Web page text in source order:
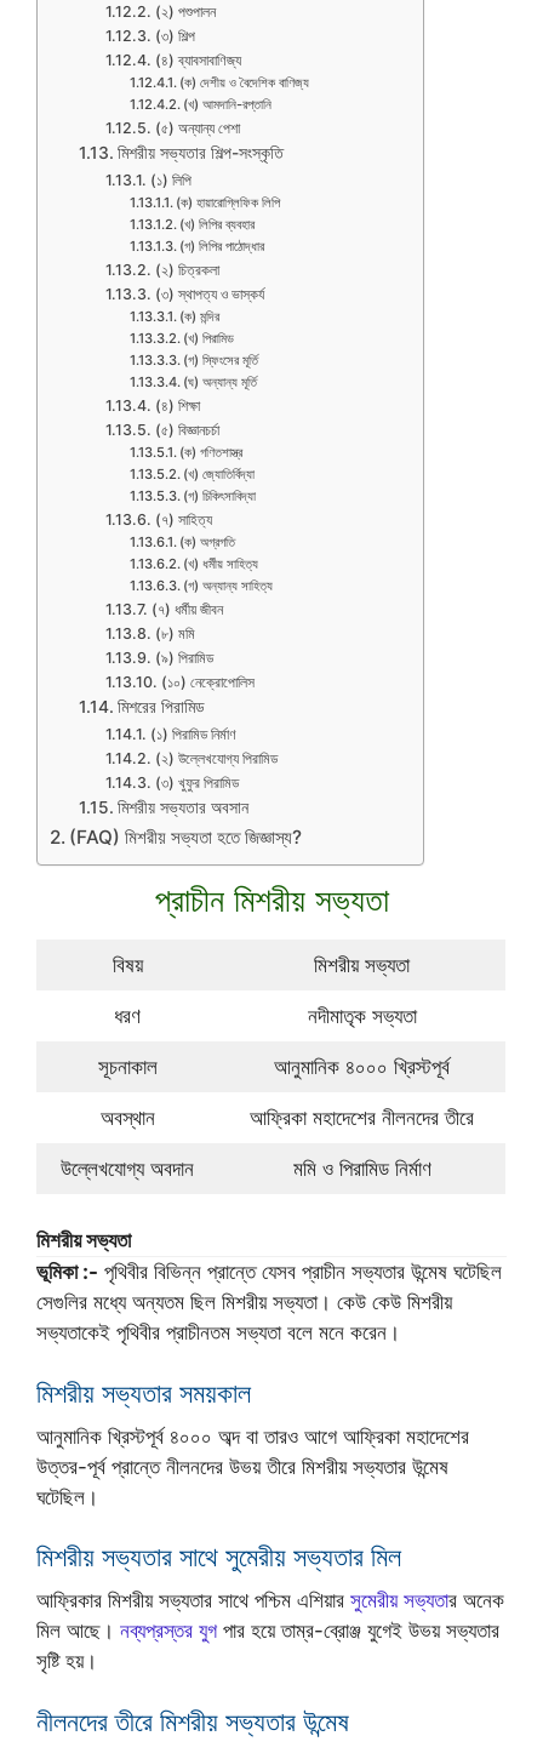
(২) পশুপালন
(৩) শিল্প
(৪) ব্যাবসাবাণিজ্য
(ক) দেশীয় ও বৈদেশিক বাণিজ্য
(খ) আমদানি-রপ্তানি
(৫) অন্যান্য পেশা
মিশরীয় সভ্যতার শিল্প-সংস্কৃতি
(১) লিপি
(ক) হায়ারোগ্লিফিক লিপি
(খ) লিপির ব্যবহার
(গ) লিপির পাঠোদ্ধার
(২) চিত্রকলা
(৩) স্থাপত্য ও ভাস্কর্য
(ক) মন্দির
(খ) পিরামিড
(গ) স্ফিংসের মূর্তি
(ঘ) অন্যান্য মূর্তি
(৪) শিক্ষা
(৫) বিজ্ঞানচর্চা
(ক) গণিতশাস্ত্র
(খ) জ্যোতির্বিদ্যা
(গ) চিকিৎসাবিদ্যা
(৭) সাহিত্য
(ক) অগ্রগতি
(খ) ধর্মীয় সাহিত্য
(গ) অন্যান্য সাহিত্য
(৭) ধর্মীয় জীবন
(৮) মমি
(৯) পিরামিড
(১০) নেক্রোপোলিস
মিশরের পিরামিড
(১) পিরামিড নির্মাণ
(২) উল্লেখযোগ্য পিরামিড
(৩) খুফুর পিরামিড
মিশরীয় সভ্যতার অবসান
(FAQ) মিশরীয় সভ্যতা হতে জিজ্ঞাস্য?
প্রাচীন মিশরীয় সভ্যতা
বিষয় মিশরীয় সভ্যতা
ধরণ নদীমাতৃক সভ্যতা
সূচনাকাল আনুমানিক ৪০০০ খ্রিস্টপূর্ব
অবস্থান আফ্রিকা মহাদেশের নীলনদের তীরে
উল্লেখযোগ্য অবদান মমি ও পিরামিড নির্মাণ
মিশরীয় সভ্যতা
ভূমিকা :- পৃথিবীর বিভিন্ন প্রান্তে যেসব প্রাচীন সভ্যতার উন্মেষ ঘটেছিল
সেগুলির মধ্যে অন্যতম ছিল মিশরীয় সভ্যতা। কেউ কেউ মিশরীয়
সভ্যতাকেই পৃথিবীর প্রাচীনতম সভ্যতা বলে মনে করেন।
মিশরীয় সভ্যতার সময়কাল
আনুমানিক খ্রিস্টপূর্ব ৪০০০ অব্দ বা তারও আগে আফ্রিকা মহাদেশের
উত্তর-পূর্ব প্রান্তে নীলনদের উভয় তীরে মিশরীয় সভ্যতার উন্মেষ
ঘটেছিল।
মিশরীয় সভ্যতার সাথে সুমেরীয় সভ্যতার মিল
আফ্রিকার মিশরীয় সভ্যতার সাথে পশ্চিম এশিয়ার সুমেরীয় সভ্যতার অনেক
মিল আছে। নব্যপ্রস্তর যুগ পার হয়ে তাম্র-ব্রোঞ্জ যুগেই উভয় সভ্যতার
সৃষ্টি হয়।
নীলনদের তীরে মিশরীয় সভ্যতার উন্মেষ